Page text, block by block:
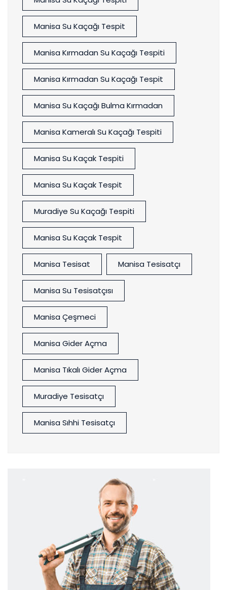
Manisa Su Kaçağı Tespit
Manisa Kırmadan Su Kaçağı Tespiti
Manisa Kırmadan Su Kaçağı Tespit
Manisa Su Kaçağı Bulma Kırmadan
Manisa Kameralı Su Kaçağı Tespiti
Manisa Su Kaçak Tespiti
Manisa Su Kaçak Tespit
Muradiye Su Kaçağı Tespiti
Manisa Su Kaçak Tespit
Manisa Tesisat Manisa Tesisatçı
Manisa Su Tesisatçısı
Manisa Çeşmeci
Manisa Gider Açma
Manisa Tıkalı Gider Açma
Muradiye Tesisatçı
Manisa Sıhhi Tesisatçı